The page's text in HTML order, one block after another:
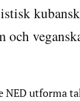
och
NED utforma